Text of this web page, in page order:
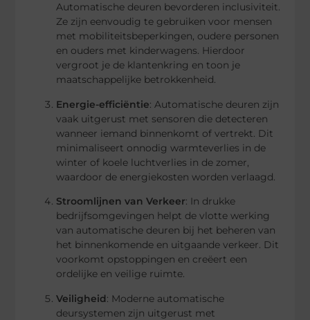
Automatische deuren bevorderen inclusiviteit.
Ze zijn eenvoudig te gebruiken voor mensen
met mobiliteitsbeperkingen, oudere personen
en ouders met kinderwagens. Hierdoor
vergroot je de klantenkring en toon je
maatschappelijke betrokkenheid.
Energie-efficiëntie: Automatische deuren zijn
vaak uitgerust met sensoren die detecteren
wanneer iemand binnenkomt of vertrekt. Dit
minimaliseert onnodig warmteverlies in de
winter of koele luchtverlies in de zomer,
waardoor de energiekosten worden verlaagd.
Stroomlijnen van Verkeer: In drukke
bedrijfsomgevingen helpt de vlotte werking
van automatische deuren bij het beheren van
het binnenkomende en uitgaande verkeer. Dit
voorkomt opstoppingen en creëert een
ordelijke en veilige ruimte.
Veiligheid: Moderne automatische
deursystemen zijn uitgerust met